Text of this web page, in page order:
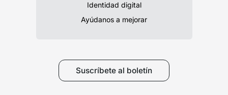
Identidad digital
Ayúdanos a mejorar
Suscríbete al boletín